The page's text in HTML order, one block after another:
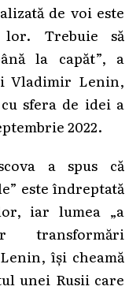
de voi este
Trebuie să
la capăt”, a
Vladimir Lenin,
sfera de idei a
2022.
a spus că
este îndreptată
iar lumea „a
își cheamă
unei Rusii care